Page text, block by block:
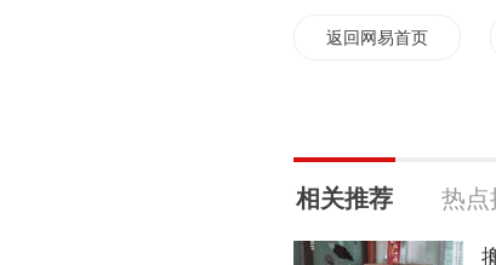
返回网易首页
相关推荐 热点